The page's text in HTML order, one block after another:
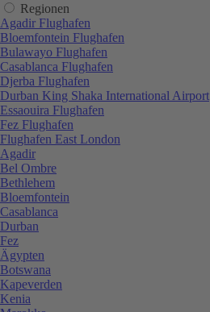
Regionen
Agadir Flughafen
Bloemfontein Flughafen
Bulawayo Flughafen
Casablanca Flughafen
Djerba Flughafen
Durban King Shaka International Airport
Essaouira Flughafen
Fez Flughafen
Flughafen East London
Agadir
Bel Ombre
Bethlehem
Bloemfontein
Casablanca
Durban
Fez
Ägypten
Botswana
Kapeverden
Kenia